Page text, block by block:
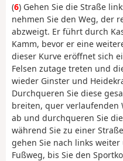
(6) Gehen Sie die Straße
nehmen Sie den Weg, der
abzweigt. Er führt durch
Kamm, bevor er eine
dieser Kurve eröffnet sich
Felsen zutage treten und
wieder Ginster und
Durchqueren Sie diese
breiten, quer verlaufenden
ab und durchqueren Sie
während Sie zu einer
gehen Sie nach links
Fußweg, bis Sie den